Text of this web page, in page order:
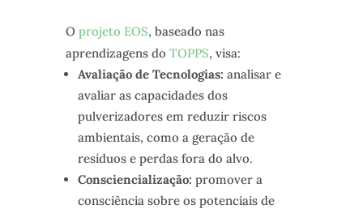
O projeto EOS, baseado nas
aprendizagens do TOPPS, visa:
Avaliação de Tecnologias: analisar e
avaliar as capacidades dos
pulverizadores em reduzir riscos
ambientais, como a geração de
resíduos e perdas fora do alvo.
Consciencialização: promover a
consciência sobre os potenciais de